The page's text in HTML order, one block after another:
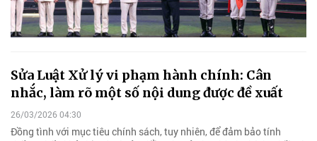
Sửa Luật Xử lý vi phạm hành chính: Cân
nhắc, làm rõ một số nội dung được đề xuất
26/03/2026 04:30
Đồng tình với mục tiêu chính sách, tuy nhiên, để đảm bảo tính